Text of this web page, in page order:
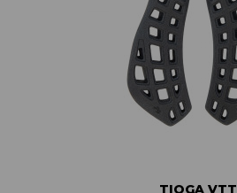
TIOGA VTT